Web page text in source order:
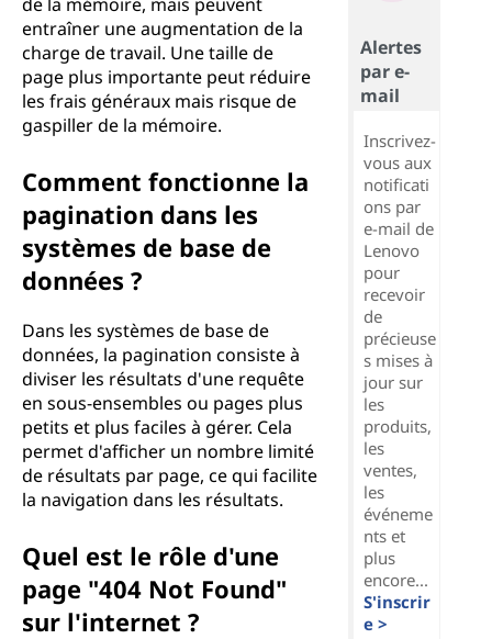
entraîner une augmentation de la
charge de travail. Une taille de
page plus importante peut réduire
les frais généraux mais risque de
gaspiller de la mémoire.
Comment fonctionne la
pagination dans les
systèmes de base de
données ?
Dans les systèmes de base de
données, la pagination consiste à
diviser les résultats d'une requête
en sous-ensembles ou pages plus
petits et plus faciles à gérer. Cela
permet d'afficher un nombre limité
de résultats par page, ce qui facilite
la navigation dans les résultats.
Quel est le rôle d'une
page "404 Not Found"
sur l'internet ?
Alertes
par e-
mail
Inscrivez-
vous aux
notificati
ons par
e-mail de
Lenovo
pour
recevoir
de
précieuse
s mises à
jour sur
les
produits,
les
ventes,
les
événeme
nts et
plus
encore...
S'inscrir
e >